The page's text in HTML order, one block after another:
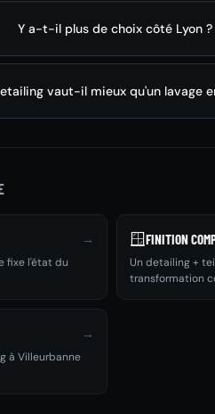
Y a-t-il plus de choix côté Lyon ?
vaut-il mieux qu'un lavage
→
fixe l'état du
🪟FINITION
Un detailing +
transformation
→
à Villeurbanne